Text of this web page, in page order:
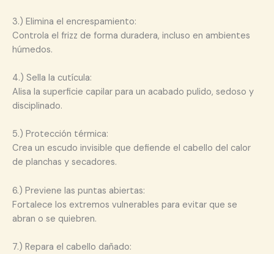
3.) Elimina el encrespamiento:
Controla el frizz de forma duradera, incluso en ambientes
húmedos.
4.) Sella la cutícula:
Alisa la superficie capilar para un acabado pulido, sedoso y
disciplinado.
5.) Protección térmica:
Crea un escudo invisible que defiende el cabello del calor
de planchas y secadores.
6.) Previene las puntas abiertas:
Fortalece los extremos vulnerables para evitar que se
abran o se quiebren.
7.) Repara el cabello dañado: